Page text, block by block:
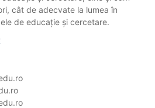
cât de adecvate la lumea în
de educație și cercetare.